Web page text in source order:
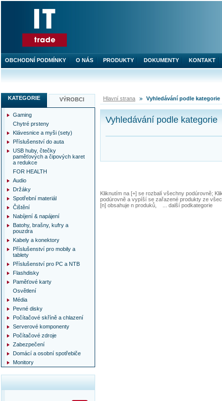
Hlavní strana Vyhledávání podle kategorie
Vyhledávání podle kategorie
Kliknutím na [+] se rozbalí všechny podúrovně;
podúrovně a vypíší se zařazené produkty ze
[n] obsahuje n produků, ... další podkategorie
KATEGORIE VÝROBCI
Gaming
Chytré prsteny
Klávesnice a myši (sety)
Příslušenství do auta
USB huby, čtečky
paměťových a čipových karet
a redukce
FOR HEALTH
Audio
Držáky
Spotřební materiál
Čištění
Nabíjení & napájení
Batohy, brašny, kufry a
pouzdra
Kabely a konektory
Příslušenství pro mobily a
tablety
Příslušenství pro PC a NTB
Flashdisky
Paměťové karty
Osvětlení
Média
Pevné disky
Počítačové skříně a chlazení
Serverové komponenty
Počítačové zdroje
Zabezpečení
Domácí a osobní spotřebiče
Monitory
OBCHODNÍ PODMÍNKY O NÁS PRODUKTY DOKUMENTY KONTAKT